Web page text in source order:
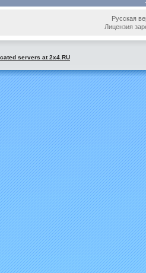
Русская
Лицензия
servers at 2x4.RU